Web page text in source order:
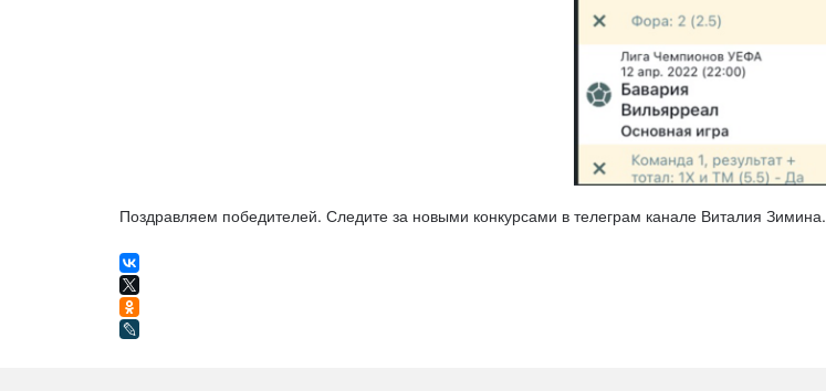
Поздравляем победителей. Следите за новыми конкурсами в телеграм канале Виталия Зимина.